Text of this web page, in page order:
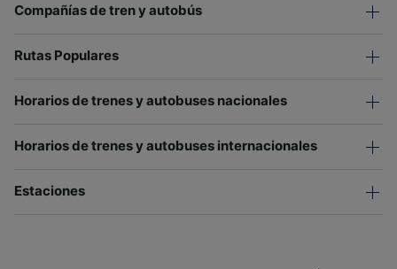
Compañías de tren y autobús
Rutas Populares
Horarios de trenes y autobuses nacionales
Horarios de trenes y autobuses internacionales
Estaciones